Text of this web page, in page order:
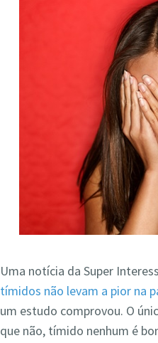
Uma notícia da Super
tímidos não levam a pior na
um estudo comprovou. O
que não, tímido nenhum é